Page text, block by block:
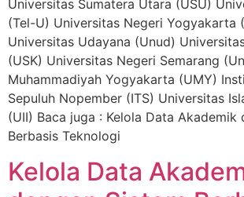
Universitas Sumatera Utara (USU)
(Tel-U) Universitas Negeri Yogyakarta
Universitas Udayana (Unud)
(USK) Universitas Negeri Semarang
Muhammadiyah Yogyakarta (UMY)
Sepuluh Nopember (ITS) Universitas
(UII) Baca juga : Kelola Data Akademik
Berbasis Teknologi
Kelola Data